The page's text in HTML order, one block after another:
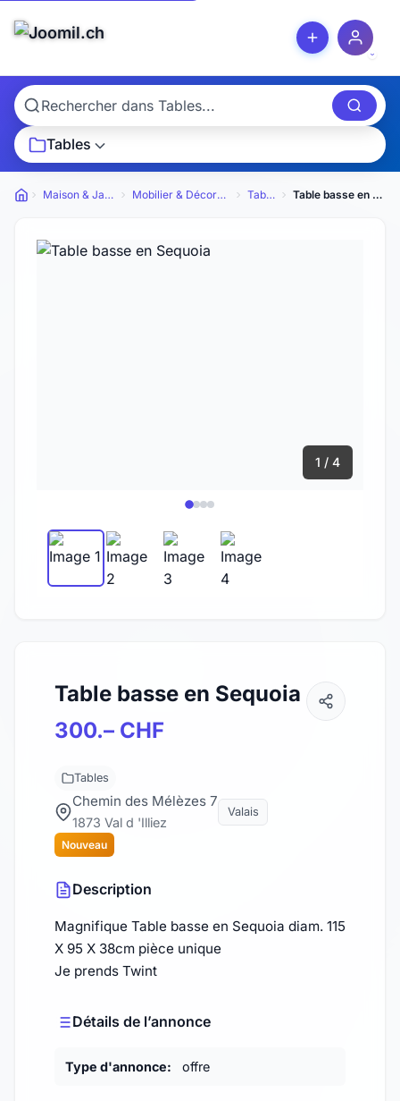
Tables
Petites annonces
Maison & Jardin Mobilier & Décoration Tables Table basse en Sequoia
1 / 4
Table basse en Sequoia
300.– CHF
Tables
Chemin des Mélèzes 7
1873 Val d 'Illiez
Valais
Nouveau
Description
Magnifique Table basse en Sequoia diam. 115
X 95 X 38cm pièce unique
Je prends Twint
Détails de l’annonce
Type d'annonce: offre